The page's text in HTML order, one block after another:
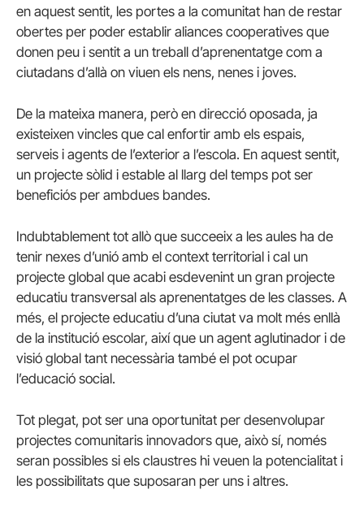
en aquest sentit, les portes a la comunitat han de restar
obertes per poder establir aliances cooperatives que
donen peu i sentit a un treball d’aprenentatge com a
ciutadans d’allà on viuen els nens, nenes i joves.
De la mateixa manera, però en direcció oposada, ja
existeixen vincles que cal enfortir amb els espais,
serveis i agents de l’exterior a l’escola. En aquest sentit,
un projecte sòlid i estable al llarg del temps pot ser
beneficiós per ambdues bandes.
Indubtablement tot allò que succeeix a les aules ha de
tenir nexes d’unió amb el context territorial i cal un
projecte global que acabi esdevenint un gran projecte
educatiu transversal als aprenentatges de les classes. A
més, el projecte educatiu d’una ciutat va molt més enllà
de la institució escolar, així que un agent aglutinador i de
visió global tant necessària també el pot ocupar
l’educació social.
Tot plegat, pot ser una oportunitat per desenvolupar
projectes comunitaris innovadors que, això sí, només
seran possibles si els claustres hi veuen la potencialitat i
les possibilitats que suposaran per uns i altres.